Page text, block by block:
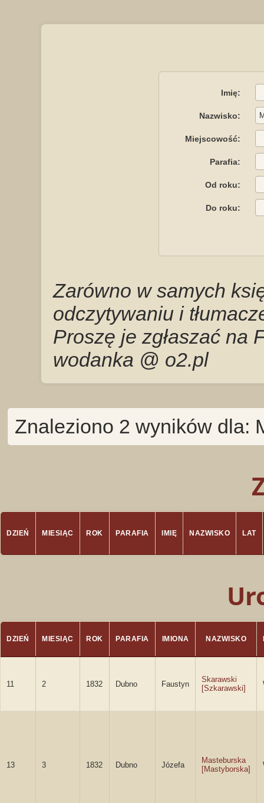
Imię:
Nazwisko:
Miejscowość:
Parafia:
Od roku:
Do roku:
Zarówno w samych
odczytywaniu i
Proszę je zgłaszać na
wodanka @ o2.pl
Znaleziono 2 wyników dla:
DZIEŃ MIESIĄC ROK PARAFIA IMIĘ NAZWISKO LAT
DZIEŃ MIESIĄC ROK PARAFIA IMIONA NAZWISKO
11 2 1832 Dubno Faustyn
Skarawski
[Szkarawski]
13 3 1832 Dubno Józefa
Masteburska
[Mastyborska]